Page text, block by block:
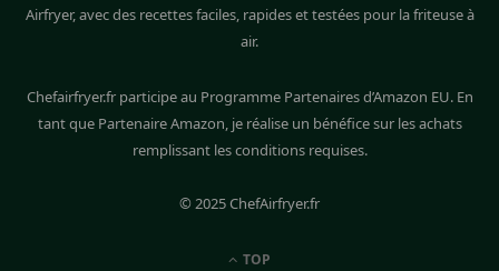
Airfryer, avec des recettes faciles, rapides et testées pour la friteuse à
air.
Chefairfryer.fr participe au Programme Partenaires d’Amazon EU. En
tant que Partenaire Amazon, je réalise un bénéfice sur les achats
remplissant les conditions requises.
© 2025 ChefAirfryer.fr
TOP